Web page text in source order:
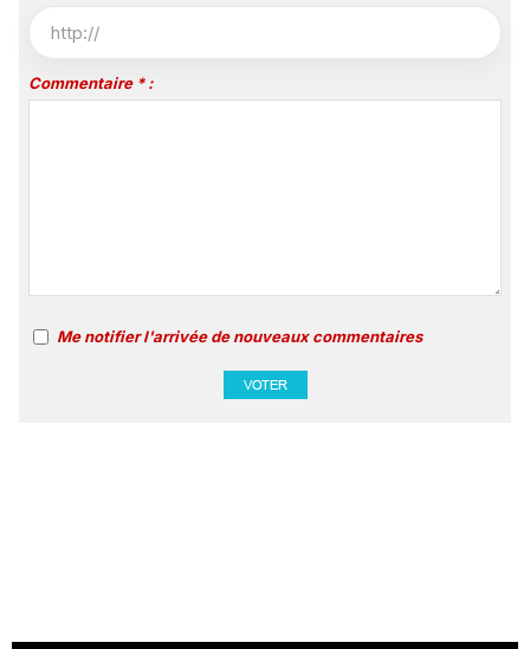
Commentaire * :
Me notifier l'arrivée de nouveaux commentaires